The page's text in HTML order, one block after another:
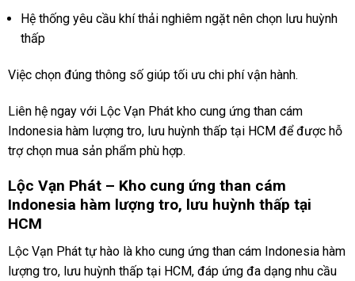
Hệ thống yêu cầu khí thải nghiêm ngặt nên chọn lưu huỳnh
thấp
Việc chọn đúng thông số giúp tối ưu chi phí vận hành.
Liên hệ ngay với Lộc Vạn Phát kho cung ứng than cám
Indonesia hàm lượng tro, lưu huỳnh thấp tại HCM để được hỗ
trợ chọn mua sản phẩm phù hợp.
Lộc Vạn Phát – Kho cung ứng than cám
Indonesia hàm lượng tro, lưu huỳnh thấp tại
HCM
Lộc Vạn Phát tự hào là kho cung ứng than cám Indonesia hàm
lượng tro, lưu huỳnh thấp tại HCM, đáp ứng đa dạng nhu cầu